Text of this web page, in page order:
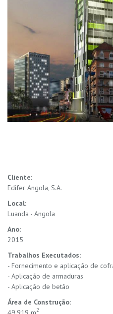
Cliente:
Edifer Angola, S.A.
Local:
Luanda - Angola
Ano:
2015
Trabalhos Executados:
- Fornecimento e aplicação de
- Aplicação de armaduras
- Aplicação de betão
Área de Construção:
2